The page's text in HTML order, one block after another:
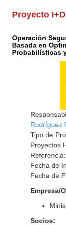
Proyecto
Operación
Basada en
Probabilísticas
Rodríguez
Tipo de
Proyectos
Fecha de
Fecha de
Empresa/
Socios: